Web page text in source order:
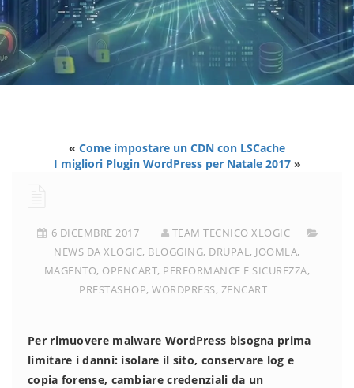
« Come impostare un CDN con LSCache
I migliori Plugin WordPress per Natale 2017»
6 DICEMBRE 2017
TEAM TECNICO XLOGIC
NEWS DA XLOGIC, BLOGGING, DRUPAL, JOOMLA,
MAGENTO, OPENCART, PERFORMANCE E SICUREZZA,
PRESTASHOP, WORDPRESS, ZENCART
Per rimuovere malware WordPress bisogna prima
limitare i danni: isolare il sito, conservare log e
copia forense, cambiare credenziali da un